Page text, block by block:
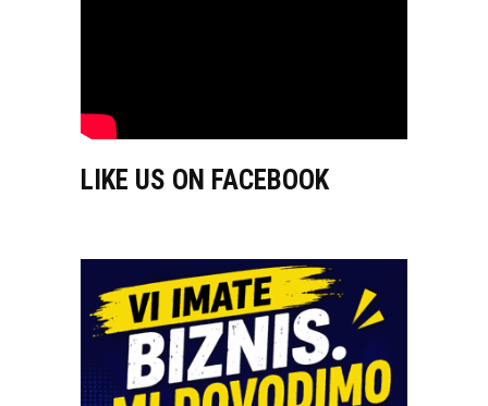
LIKE US ON FACEBOOK